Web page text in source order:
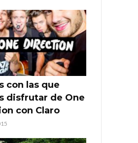
con las que
disfrutar de One
con Claro